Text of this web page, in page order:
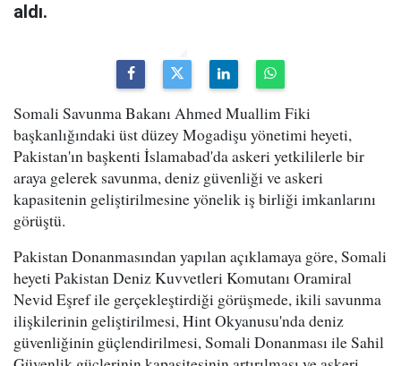
aldı.
Somali Savunma Bakanı Ahmed Muallim Fiki
başkanlığındaki üst düzey Mogadişu yönetimi heyeti,
Pakistan'ın başkenti İslamabad'da askeri yetkililerle bir
araya gelerek savunma, deniz güvenliği ve askeri
kapasitenin geliştirilmesine yönelik iş birliği imkanlarını
görüştü.
Pakistan Donanmasından yapılan açıklamaya göre, Somali
heyeti Pakistan Deniz Kuvvetleri Komutanı Oramiral
Nevid Eşref ile gerçekleştirdiği görüşmede, ikili savunma
ilişkilerinin geliştirilmesi, Hint Okyanusu'nda deniz
güvenliğinin güçlendirilmesi, Somali Donanması ile Sahil